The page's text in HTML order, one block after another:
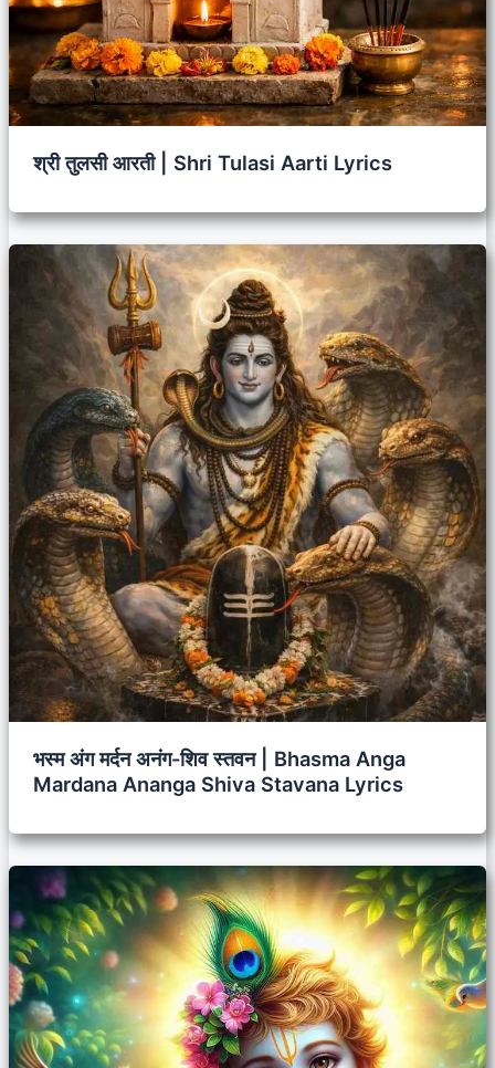
श्री तुलसी आरती | Shri Tulasi Aarti Lyrics
भस्म अंग मर्दन अनंग-शिव स्तवन | Bhasma Anga
Mardana Ananga Shiva Stavana Lyrics